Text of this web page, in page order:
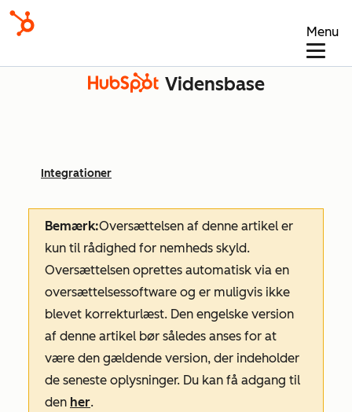
Menu
Vidensbase
Integrationer
Bemærk:Oversættelsen af denne artikel er
kun til rådighed for nemheds skyld.
Oversættelsen oprettes automatisk via en
oversættelsessoftware og er muligvis ikke
blevet korrekturlæst. Den engelske version
af denne artikel bør således anses for at
være den gældende version, der indeholder
de seneste oplysninger. Du kan få adgang til
den her.